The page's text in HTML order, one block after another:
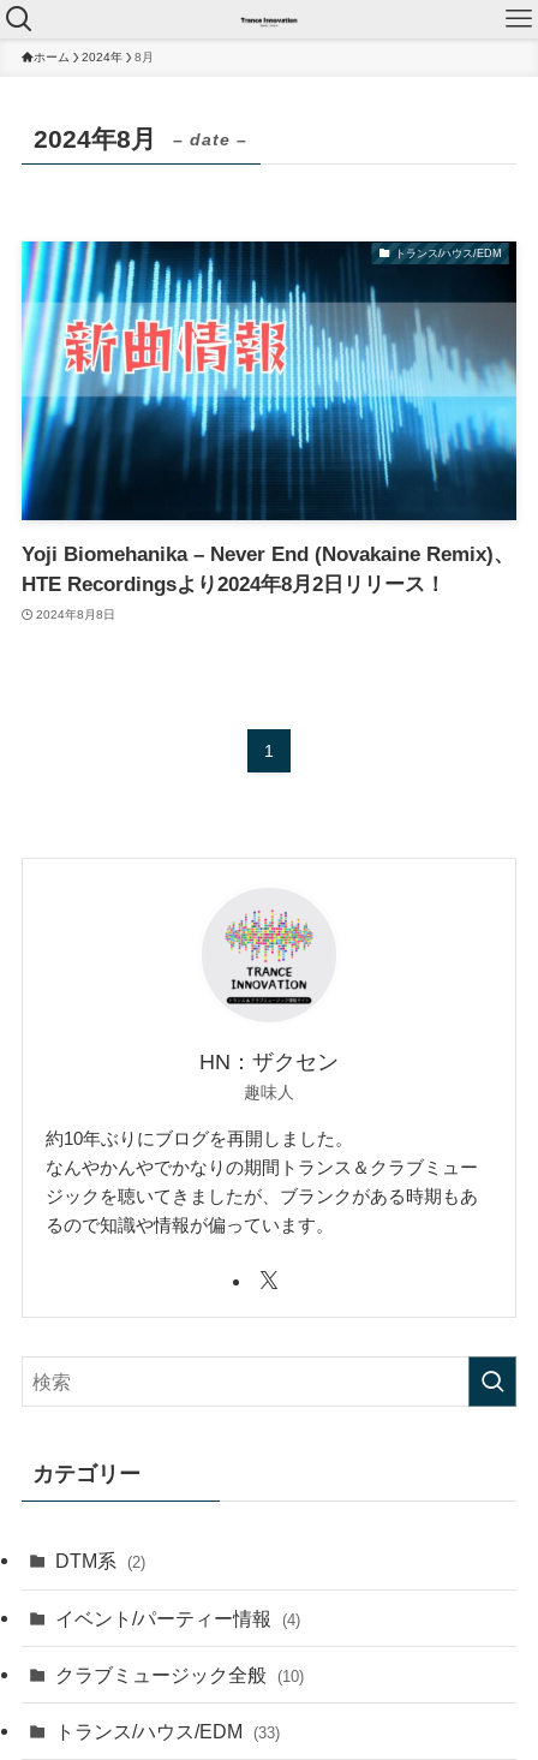
ホーム 2024年 8月
2024年8月 – date –
トランス/ハウス/EDM
Yoji Biomehanika – Never End (Novakaine Remix)、
HTE Recordingsより2024年8月2日リリース！
2024年8月8日
1
HN：ザクセン
趣味人
約10年ぶりにブログを再開しました。
なんやかんやでかなりの期間トランス＆クラブミュー
ジックを聴いてきましたが、ブランクがある時期もあ
るので知識や情報が偏っています。
カテゴリー
DTM系 (2)
イベント/パーティー情報 (4)
クラブミュージック全般 (10)
トランス/ハウス/EDM (33)